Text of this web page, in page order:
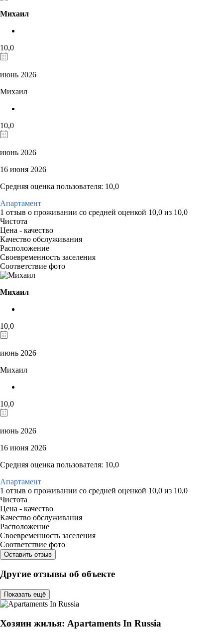
Михаил
10,0
июнь 2026
Михаил
10,0
июнь 2026
16 июня 2026
Средняя оценка пользователя: 10,0
Апартамент
1 отзыв о проживании со средней оценкой 10,0 из 10,0
Чистота
Цена - качество
Качество обслуживания
Расположение
Своевременность заселения
Соответствие фото
Михаил
10,0
июнь 2026
Михаил
10,0
июнь 2026
16 июня 2026
Средняя оценка пользователя: 10,0
Апартамент
1 отзыв о проживании со средней оценкой 10,0 из 10,0
Чистота
Цена - качество
Качество обслуживания
Расположение
Своевременность заселения
Соответствие фото
Оставить отзыв
Другие отзывы об объекте
Показать ещё
Хозяин жилья: Apartaments In Russia